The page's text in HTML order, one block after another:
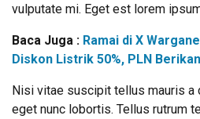
vulputate mi. Eget est lorem
Baca Juga : Ramai di X
Diskon Listrik 50%, PLN
Nisi vitae suscipit tellus mauris a
eget nunc lobortis. Tellus rutrum